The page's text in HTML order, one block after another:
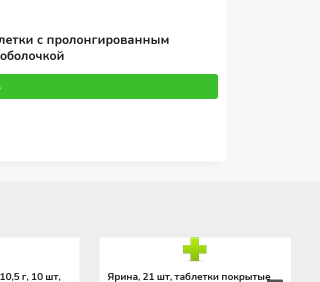
с пролонгированным
г, 10 шт, Ярина, 21 шт, таблетки покрытые